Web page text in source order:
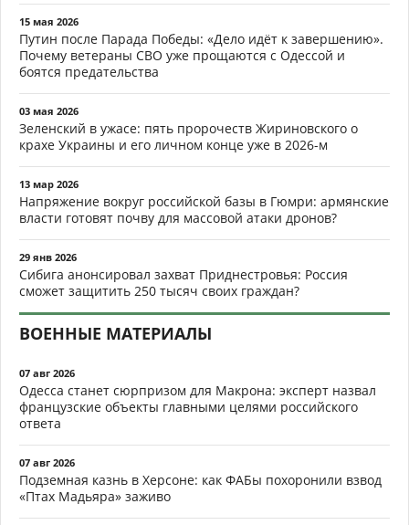
15 мая 2026
Путин после Парада Победы: «Дело идёт к завершению».
Почему ветераны СВО уже прощаются с Одессой и
боятся предательства
03 мая 2026
Зеленский в ужасе: пять пророчеств Жириновского о
крахе Украины и его личном конце уже в 2026-м
13 мар 2026
Напряжение вокруг российской базы в Гюмри: армянские
власти готовят почву для массовой атаки дронов?
29 янв 2026
Сибига анонсировал захват Приднестровья: Россия
сможет защитить 250 тысяч своих граждан?
ВОЕННЫЕ МАТЕРИАЛЫ
07 авг 2026
Одесса станет сюрпризом для Макрона: эксперт назвал
французские объекты главными целями российского
ответа
07 авг 2026
Подземная казнь в Херсоне: как ФАБы похоронили взвод
«Птах Мадьяра» заживо